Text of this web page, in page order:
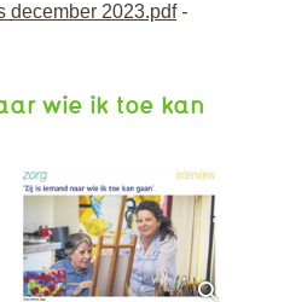
december 2023.pdf
wie ik toe kan